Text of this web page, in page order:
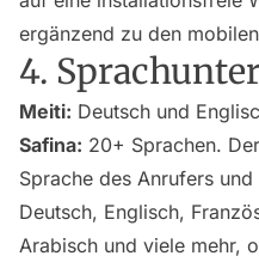
ergänzend zu den
4.
Meiti: Deutsch und
Safina: 20+ Sprachen.
Sprache des Anrufers
Deutsch, Englisch,
Arabisch und viele mehr,